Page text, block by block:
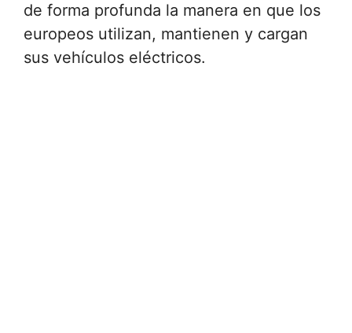
de forma profunda la manera en que los
europeos utilizan, mantienen y cargan
sus vehículos eléctricos.